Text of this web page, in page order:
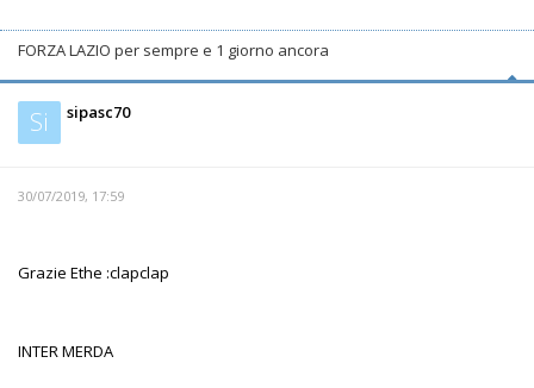
FORZA LAZIO per sempre e 1 giorno ancora
Si sipasc70
30/07/2019, 17:59
Grazie Ethe :clapclap
INTER MERDA